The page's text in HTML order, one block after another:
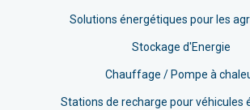
Solutions énergétiques pour les
Stockage d'Energie
Chauffage / Pompe à
Stations de recharge pour véhicules